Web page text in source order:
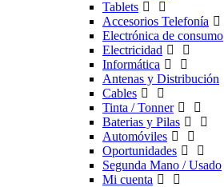
Tablets
Accesorios Telefonía
Electrónica de consumo
Electricidad
Informática
Antenas y Distribución
Cables
Tinta / Tonner
Baterias y Pilas
Automóviles
Oportunidades
Segunda Mano / Usado
Mi cuenta